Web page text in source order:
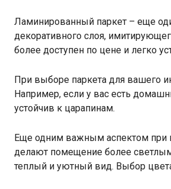
Ламинированный паркет – еще
декоративного слоя,
более доступен по цене и легко
При выборе паркета для вашего
Например, если у вас есть
устойчив к царапинам.
Еще одним важным аспектом при
делают помещение более
теплый и уютный вид. Выбор